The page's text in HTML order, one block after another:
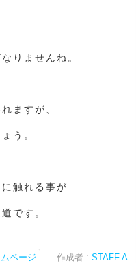
りませんね。
ますが、
う。
触れる事が
です。
ページ 作成者 : STAFF A